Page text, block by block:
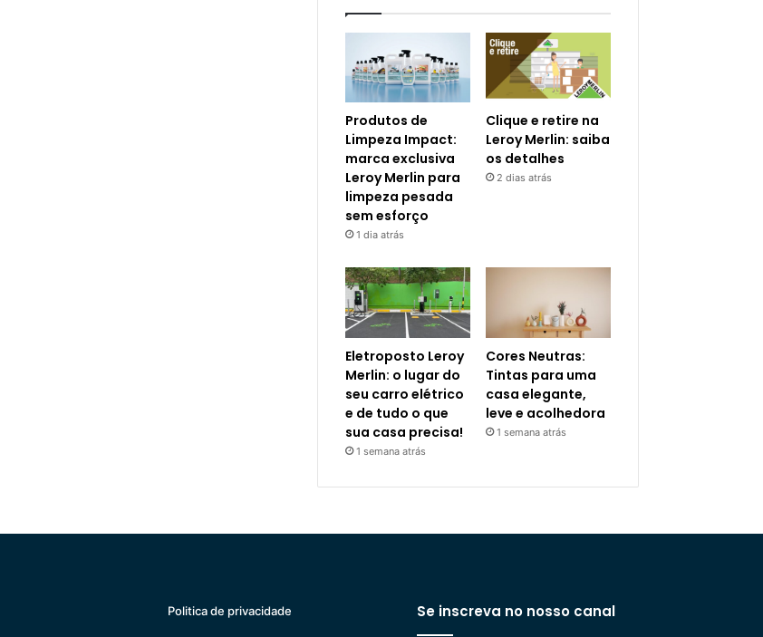
Produtos de
Limpeza Impact:
marca exclusiva
Leroy Merlin para
limpeza pesada
sem esforço
1 dia atrás
Clique e retire na
Leroy Merlin: saiba
os detalhes
2 dias atrás
Eletroposto Leroy
Merlin: o lugar do
seu carro elétrico
e de tudo o que
sua casa precisa!
1 semana atrás
Cores Neutras:
Tintas para uma
casa elegante,
leve e acolhedora
1 semana atrás
Politica de privacidade Se inscreva no nosso canal